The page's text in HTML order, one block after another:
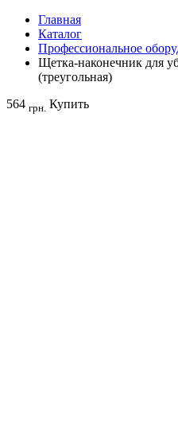
Главная
Каталог
Профессиональное
Щетка-наконечник для
(треугольная)
564 грн. Купить